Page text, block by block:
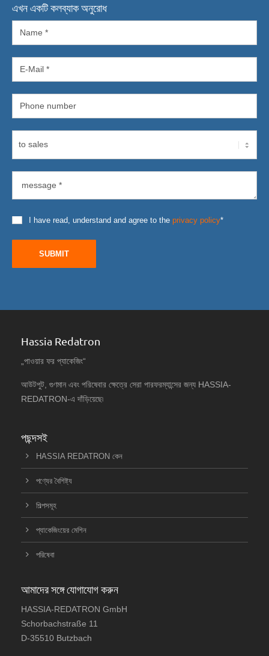
এখন একটি কলব্যাক অনুরোধ
I have read, understand and agree to the privacy policy*
SUBMIT
Hassia Redatron
„পাওয়ার ফর প্যাকেজিং“
আউটপুট, গুণমান এবং পরিষেবার ক্ষেত্রে সেরা পারফরম্যান্সের জন্য HASSIA-
REDATRON-এ দাঁড়িয়েছে৷
পছন্দসই
HASSIA REDATRON কেন
পণ্যের বৈশিষ্ট্য
শিল্পসমূহ
প্যাকেজিংয়ের মেশিন
পরিষেবা
আমাদের সঙ্গে যোগাযোগ করুন
HASSIA-REDATRON GmbH
Schorbachstraße 11
D-35510 Butzbach